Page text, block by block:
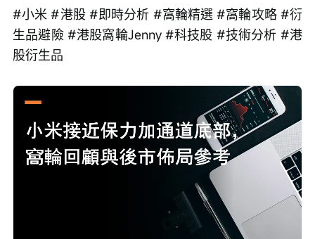
#小米 #港股 #即時分析 #窩輪精選 #窩輪攻略 #衍
生品避險 #港股窩輪Jenny #科技股 #技術分析 #港
股衍生品